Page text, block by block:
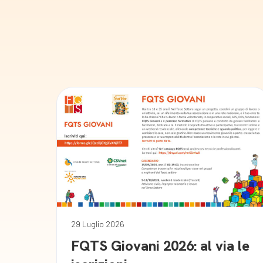
29 Luglio 2026
FQTS Giovani 2026: al via le